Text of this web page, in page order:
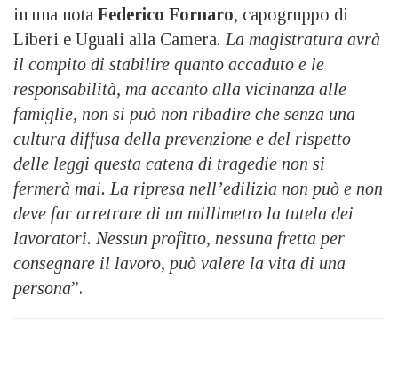
in una nota Federico Fornaro, capogruppo di
Liberi e Uguali alla Camera. La magistratura avrà
il compito di stabilire quanto accaduto e le
responsabilità, ma accanto alla vicinanza alle
famiglie, non si può non ribadire che senza una
cultura diffusa della prevenzione e del rispetto
delle leggi questa catena di tragedie non si
fermerà mai. La ripresa nell’edilizia non può e non
deve far arretrare di un millimetro la tutela dei
lavoratori. Nessun profitto, nessuna fretta per
consegnare il lavoro, può valere la vita di una
persona”.